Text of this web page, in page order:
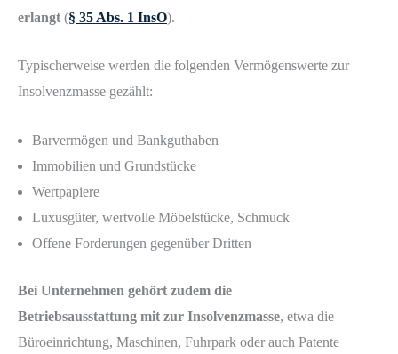
erlangt (§ 35 Abs. 1 InsO).
Typischerweise werden die folgenden Vermögenswerte zur
Insolvenzmasse gezählt:
Barvermögen und Bankguthaben
Immobilien und Grundstücke
Wertpapiere
Luxusgüter, wertvolle Möbelstücke, Schmuck
Offene Forderungen gegenüber Dritten
Bei Unternehmen gehört zudem die
Betriebsausstattung mit zur Insolvenzmasse, etwa die
Büroeinrichtung, Maschinen, Fuhrpark oder auch Patente